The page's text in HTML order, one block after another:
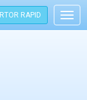
RAPID